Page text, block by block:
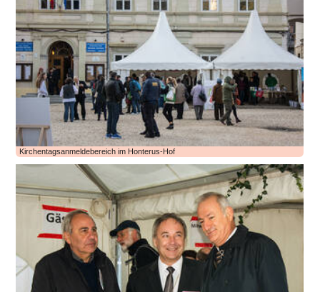
Kirchentagsanmeldebereich im Honterus-Hof